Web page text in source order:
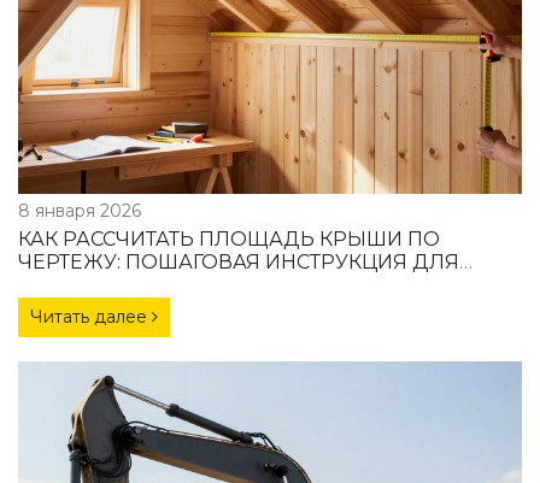
8 января 2026
КАК РАССЧИТАТЬ ПЛОЩАДЬ КРЫШИ ПО
ЧЕРТЕЖУ: ПОШАГОВАЯ ИНСТРУКЦИЯ ДЛЯ
Читать далее